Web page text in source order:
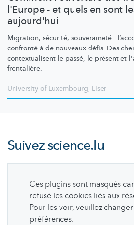
l'Europe - et quels en sont
aujourd'hui
Migration, sécurité, souveraineté :
confronté à de nouveaux défis. Des
contextualisent le passé, le présent et
frontalière.
University of Luxembourg, Liser
Suivezscience.lu
Ces plugins sont masqués
refusé les cookies liés aux
Pour les voir, veuillez
préférences.